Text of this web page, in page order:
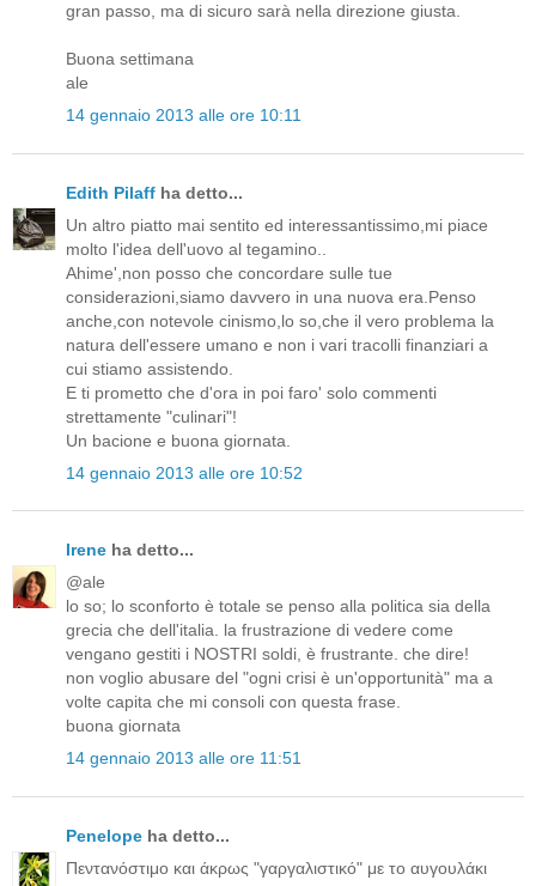
gran passo, ma di sicuro sarà nella direzione giusta.
Buona settimana
ale
14 gennaio 2013 alle ore 10:11
Edith Pilaff ha detto...
Un altro piatto mai sentito ed interessantissimo,mi piace
molto l'idea dell'uovo al tegamino..
Ahime',non posso che concordare sulle tue
considerazioni,siamo davvero in una nuova era.Penso
anche,con notevole cinismo,lo so,che il vero problema la
natura dell'essere umano e non i vari tracolli finanziari a
cui stiamo assistendo.
E ti prometto che d'ora in poi faro' solo commenti
strettamente "culinari"!
Un bacione e buona giornata.
14 gennaio 2013 alle ore 10:52
Irene ha detto...
@ale
lo so; lo sconforto è totale se penso alla politica sia della
grecia che dell'italia. la frustrazione di vedere come
vengano gestiti i NOSTRI soldi, è frustrante. che dire!
non voglio abusare del "ogni crisi è un'opportunità" ma a
volte capita che mi consoli con questa frase.
buona giornata
14 gennaio 2013 alle ore 11:51
Penelope ha detto...
Πεντανόστιμο και άκρως "γαργαλιστικό" με το αυγουλάκι